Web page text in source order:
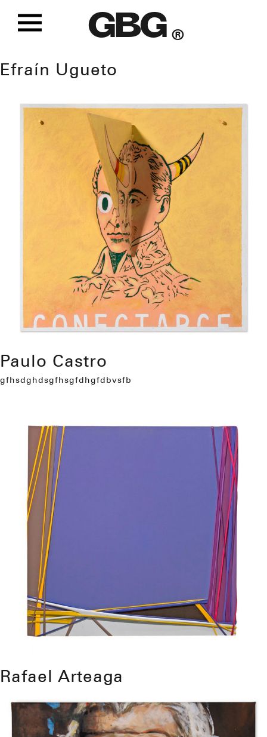
GBG ®
Efraín Ugueto
Paulo Castro
gfhsdghdsgfhsgfdhgfdbvsfb
Rafael Arteaga